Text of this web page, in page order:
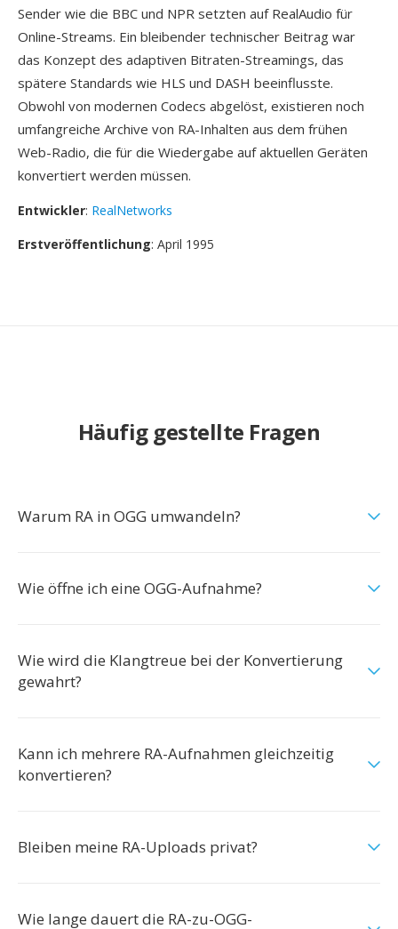
Sender wie die BBC und NPR setzten auf RealAudio für
Online-Streams. Ein bleibender technischer Beitrag war
das Konzept des adaptiven Bitraten-Streamings, das
spätere Standards wie HLS und DASH beeinflusste.
Obwohl von modernen Codecs abgelöst, existieren noch
umfangreiche Archive von RA-Inhalten aus dem frühen
Web-Radio, die für die Wiedergabe auf aktuellen Geräten
konvertiert werden müssen.
Entwickler: RealNetworks
Erstveröffentlichung: April 1995
Häufig gestellte Fragen
Warum RA in OGG umwandeln?
Wie öffne ich eine OGG-Aufnahme?
Wie wird die Klangtreue bei der Konvertierung
gewahrt?
Kann ich mehrere RA-Aufnahmen gleichzeitig
konvertieren?
Bleiben meine RA-Uploads privat?
Wie lange dauert die RA-zu-OGG-